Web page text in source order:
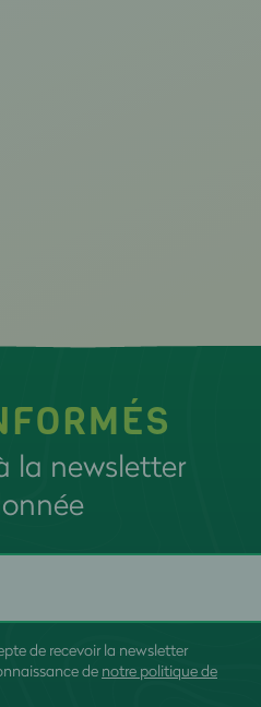
la newsletter
de recevoir la newsletter
de notre politique de